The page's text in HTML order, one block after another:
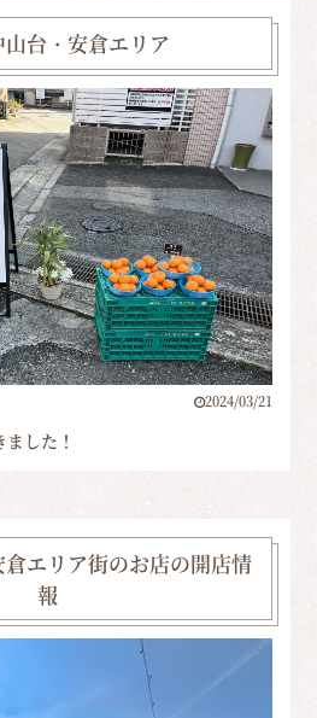
台・安倉エリア
2024/03/21
した！
エリア街のお店の開店情
報